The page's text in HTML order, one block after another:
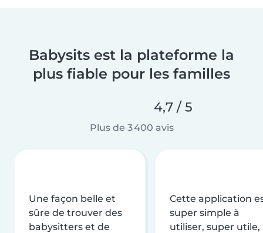
Babysits est la plateforme la
plus fiable pour les familles
4,7 / 5
Plus de 3 400 avis
Une façon belle et
sûre de trouver des
babysitters et de
Cette application
super simple à
utiliser, super utile,